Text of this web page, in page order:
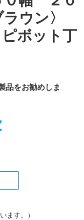
ラウン〉
ボット丁
品をお勧めしま
ます。）